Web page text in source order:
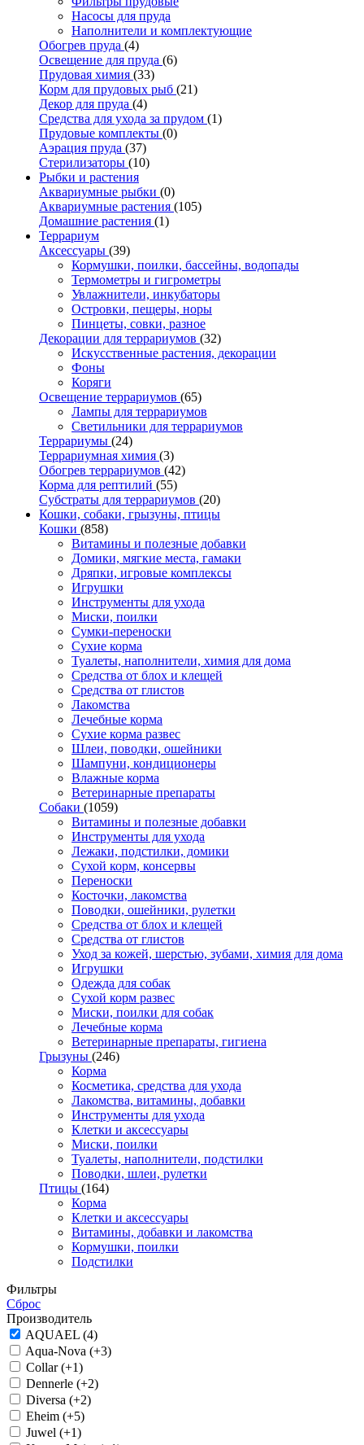
Насосы для пруда
Наполнители и комплектующие
Обогрев пруда (4)
Освещение для пруда (6)
Прудовая химия (33)
Корм для прудовых рыб (21)
Декор для пруда (4)
Средства для ухода за прудом (1)
Прудовые комплекты (0)
Аэрация пруда (37)
Стерилизаторы (10)
Рыбки и растения
Аквариумные рыбки (0)
Аквариумные растения (105)
Домашние растения (1)
Террариум
Аксессуары (39)
Кормушки, поилки, бассейны, водопады
Термометры и гигрометры
Увлажнители, инкубаторы
Островки, пещеры, норы
Пинцеты, совки, разное
Декорации для террариумов (32)
Искусственные растения, декорации
Фоны
Коряги
Освещение террариумов (65)
Лампы для террариумов
Светильники для террариумов
Террариумы (24)
Террариумная химия (3)
Обогрев террариумов (42)
Корма для рептилий (55)
Субстраты для террариумов (20)
Кошки, собаки, грызуны, птицы
Кошки (858)
Витамины и полезные добавки
Домики, мягкие места, гамаки
Дряпки, игровые комплексы
Игрушки
Инструменты для ухода
Миски, поилки
Сумки-переноски
Сухие корма
Туалеты, наполнители, химия для дома
Средства от блох и клещей
Средства от глистов
Лакомства
Лечебные корма
Сухие корма развес
Шлеи, поводки, ошейники
Шампуни, кондиционеры
Влажные корма
Ветеринарные препараты
Собаки (1059)
Витамины и полезные добавки
Инструменты для ухода
Лежаки, подстилки, домики
Сухой корм, консервы
Переноски
Косточки, лакомства
Поводки, ошейники, рулетки
Средства от блох и клещей
Средства от глистов
Уход за кожей, шерстью, зубами, химия для дома
Игрушки
Одежда для собак
Сухой корм развес
Миски, поилки для собак
Лечебные корма
Ветеринарные препараты, гигиена
Грызуны (246)
Корма
Косметика, средства для ухода
Лакомства, витамины, добавки
Инструменты для ухода
Клетки и аксессуары
Миски, поилки
Туалеты, наполнители, подстилки
Поводки, шлеи, рулетки
Птицы (164)
Корма
Клетки и аксессуары
Витамины, добавки и лакомства
Кормушки, поилки
Подстилки
Фильтры
Сброс
Производитель
AQUAEL (4)
Aqua-Nova (+3)
Collar (+1)
Dennerle (+2)
Diversa (+2)
Eheim (+5)
Juwel (+1)